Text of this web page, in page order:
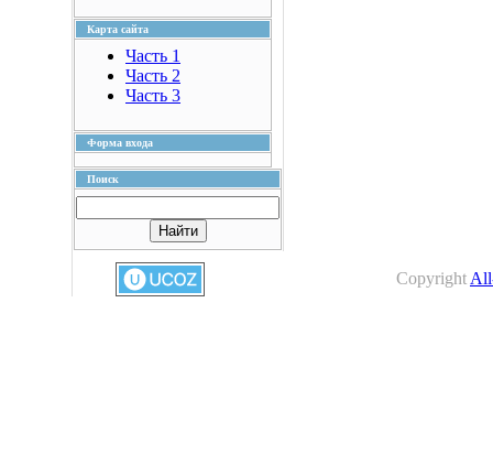
Карта сайта
Часть 1
Часть 2
Часть 3
Форма входа
Поиск
Copyright